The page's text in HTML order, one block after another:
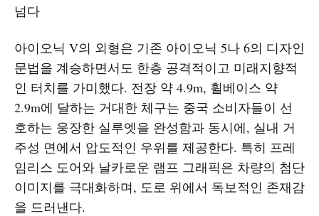
넘다
아이오닉 V의 외형은 기존 아이오닉 5나 6의 디자인
문법을 계승하면서도 한층 공격적이고 미래지향적
인 터치를 가미했다. 전장 약 4.9m, 휠베이스 약
2.9m에 달하는 거대한 체구는 중국 소비자들이 선
호하는 웅장한 실루엣을 완성함과 동시에, 실내 거
주성 면에서 압도적인 우위를 제공한다. 특히 프레
임리스 도어와 날카로운 램프 그래픽은 차량의 첨단
이미지를 극대화하며, 도로 위에서 독보적인 존재감
을 드러낸다.